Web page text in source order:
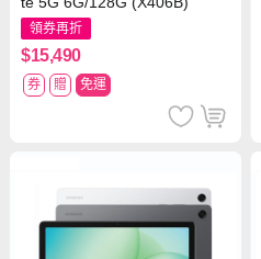
領券再折
$15,490
券 贈 免運